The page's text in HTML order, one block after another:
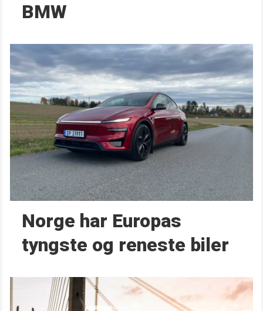
BMW
Norge har Europas
tyngste og reneste biler